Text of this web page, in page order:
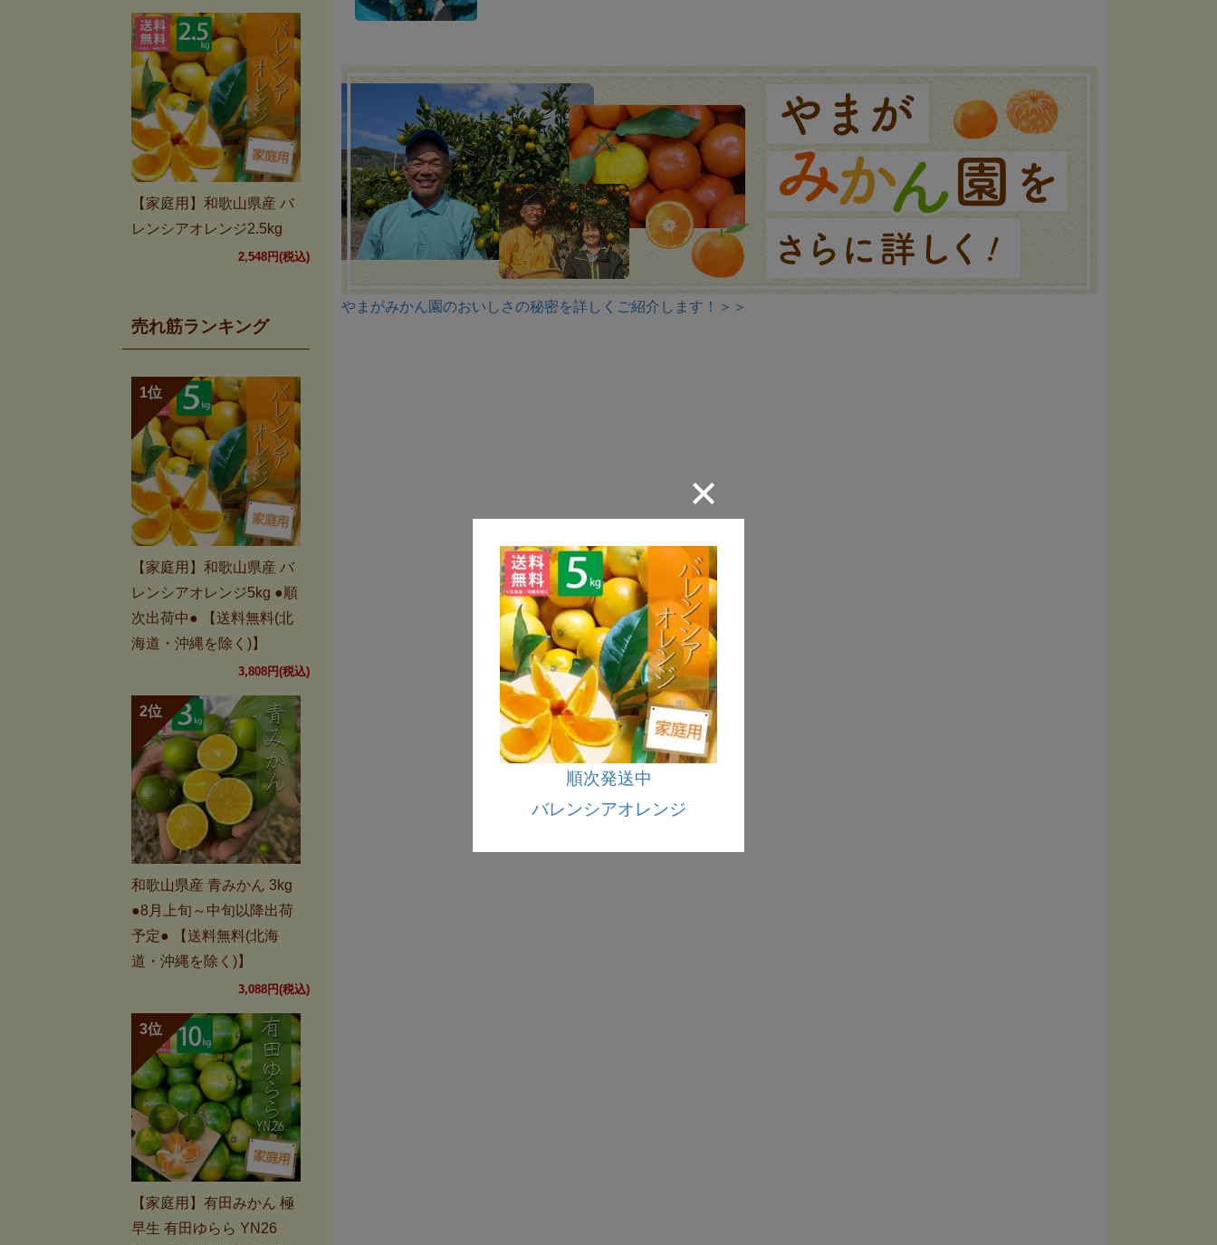
やまがみかん園のおいしさの秘密を詳しくご紹介します！＞＞
【家庭用】和歌山県産 バ
レンシアオレンジ2.5kg
2,548円(税込)
売れ筋ランキング
【家庭用】和歌山県産 バ
レンシアオレンジ5kg ●順
次出荷中● 【送料無料(北
海道・沖縄を除く)】
3,808円(税込)
和歌山県産 青みかん 3kg
●8月上旬～中旬以降出荷
予定● 【送料無料(北海
道・沖縄を除く)】
3,088円(税込)
【家庭用】有田みかん 極
早生 有田ゆらら YN26
順次発送中
バレンシアオレンジ